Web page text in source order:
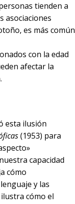
tienden a
asociaciones
es más común
con la edad
afectar la
esta ilusión
(1953) para
capacidad
cómo
y las
cómo el